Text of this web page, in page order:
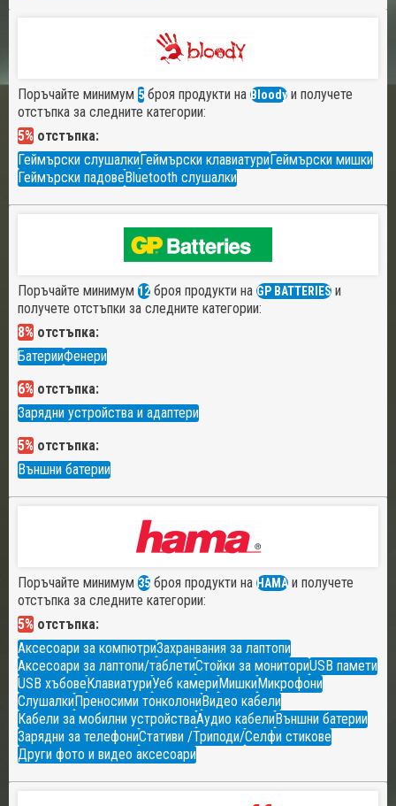
Поръчайте минимум 5 броя продукти на Bloody и получете
отстъпка за следните категории:
5% отстъпка:
Геймърски слушалкиГеймърски клавиатуриГеймърски мишки
Геймърски падовеBluetooth слушалки
Поръчайте минимум 12 броя продукти на GP BATTERIES и
получете отстъпки за следните категории:
8% отстъпка:
БатерииФенери
6% отстъпка:
Зарядни устройства и адаптери
5% отстъпка:
Външни батерии
Поръчайте минимум 35 броя продукти на HAMA и получете
отстъпка за следните категории:
5% отстъпка:
Аксесоари за компютриЗахранвания за лаптопи
Аксесоари за лаптопи/таблетиСтойки за мониториUSB памети
USB хъбовеКлавиатуриУеб камериМишкиМикрофони
СлушалкиПреносими тонколониВидео кабели
Кабели за мобилни устройстваАудио кабелиВъншни батерии
Зарядни за телефониСтативи /Триподи/Селфи стикове
Други фото и видео аксесоари